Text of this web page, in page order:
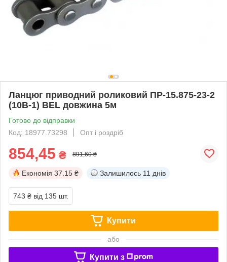
Ланцюг приводний роликовий ПР-15.875-23-2
(10B-1) BEL довжина 5м
Готово до відправки
Код: 18977.73298
Опт і роздріб
854,45 ₴ 891,60 ₴
Економія 37.15 ₴ Залишилось 11 днів
743 ₴ від 135 шт.
Купити
або
Купити з